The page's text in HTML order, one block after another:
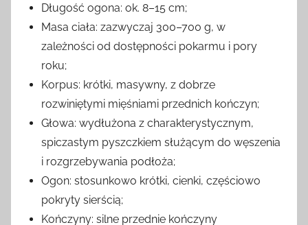
Długość ogona: ok. 8–15 cm;
Masa ciała: zazwyczaj 300–700 g, w
zależności od dostępności pokarmu i pory
roku;
Korpus: krótki, masywny, z dobrze
rozwiniętymi mięśniami przednich kończyn;
Głowa: wydłużona z charakterystycznym,
spiczastym pyszczkiem służącym do węszenia
i rozgrzebywania podłoża;
Ogon: stosunkowo krótki, cienki, częściowo
pokryty sierścią;
Kończyny: silne przednie kończyny